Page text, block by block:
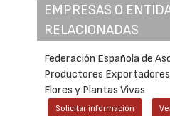
EMPRESAS O
RELACIONADAS
Federación Española de
Productores
Flores y Plantas Vivas
Solicitar información